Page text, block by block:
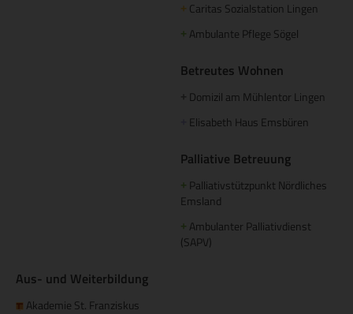
+ Caritas Sozialstation Lingen
+ Ambulante Pflege Sögel
Betreutes Wohnen
Domizil am Mühlentor Lingen
Elisabeth Haus Emsbüren
Palliative Betreuung
+ Palliativstützpunkt Nördliches
Emsland
+ Ambulanter Palliativdienst
(SAPV)
Aus- und Weiterbildung
Akademie St. Franziskus